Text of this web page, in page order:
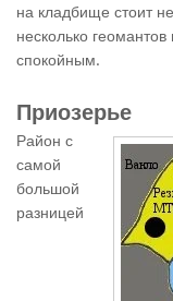
на кладбище стоит
несколько
спокойным.
Приозерье
Район с
самой
большой
разницей